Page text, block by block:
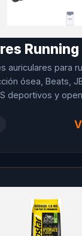
Running
auriculares para
ósea, Beats,
deportivos y